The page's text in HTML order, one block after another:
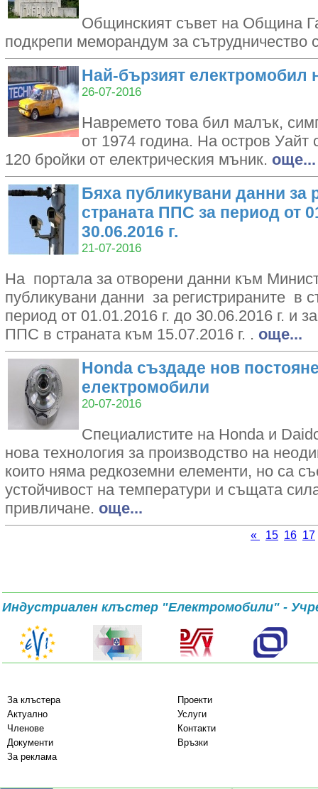
Общинският съвет на Община
подкрепи меморандум за
Най-бързият електромобил
26-07-2016
Навремето това бил малък,
от 1974 година. На остров Уайт
120 бройки от електрическия мъник. oще...
Бяха публикувани данни за
страната ППС за период от
30.06.2016 г.
21-07-2016
На портала за отворени данни към
публикувани данни за регистрираните в
период от 01.01.2016 г. до 30.06.2016 г. и
ППС в страната към 15.07.2016 г. . oще...
Honda създаде нов
електромобили
20-07-2016
Специалистите на Honda и
нова технология за производство на
които няма редкоземни елементи, но са
устойчивост на температури и същата
привличане. oще...
« 15 16 17
Индустриален клъстер "Електромобили" -
За клъстера
Проекти
Актуално
Услуги
Членове
Контакти
Документи
Връзки
За реклама